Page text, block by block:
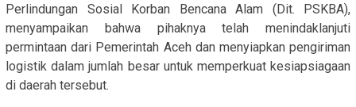
Perlindungan Sosial Korban Bencana Alam (Dit. PSKBA),
menyampaikan bahwa pihaknya telah menindaklanjuti
permintaan dari Pemerintah Aceh dan menyiapkan pengiriman
logistik dalam jumlah besar untuk memperkuat kesiapsiagaan
di daerah tersebut.